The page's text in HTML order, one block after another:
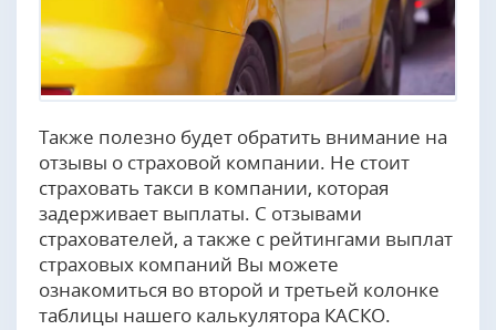
Также полезно будет обратить внимание на
отзывы о страховой компании. Не стоит
страховать такси в компании, которая
задерживает выплаты. С отзывами
страхователей, а также с рейтингами выплат
страховых компаний Вы можете
ознакомиться во второй и третьей колонке
таблицы нашего калькулятора КАСКО.